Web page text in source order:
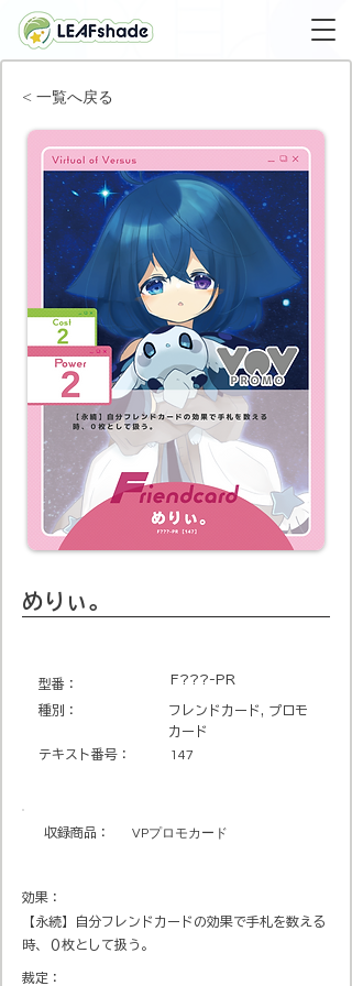
めりぃ。
​型番​： F???-PR
種別：
フレンドカード, プロモ
カード
テキスト番号​：
147
収録商品​： VPプロモカード
効果：
【永続】自分フレンドカードの効果で手札を数える
時、０枚として扱う。
裁定：
< 一覧へ戻る